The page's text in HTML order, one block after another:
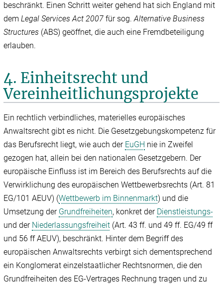
beschränkt. Einen Schritt weiter gehend hat sich England mit
demLegal Services Act 2007 für sog.Alternative Business
Structures (ABS) geöffnet, die auch eine Fremdbeteiligung
erlauben.
4. Einheitsrecht und
Vereinheitlichungsprojekte
Ein rechtlich verbindliches, materielles europäisches
Anwaltsrecht gibt es nicht. Die Gesetzgebungskompetenz für
das Berufsrecht liegt, wie auch der EuGH nie in Zweifel
gezogen hat, allein bei den nationalen Gesetzgebern. Der
europäische Einfluss ist im Bereich des Berufsrechts auf die
Verwirklichung des europäischen Wettbewerbsrechts (Art. 81
EG/101 AEUV) (Wettbewerb im Binnenmarkt) und die
Umsetzung der Grundfreiheiten, konkret der Dienstleistungs-
und der Niederlassungsfreiheit (Art. 43 ff. und 49 ff. EG/49 ff
und 56 ff AEUV), beschränkt. Hinter dem Begriff des
europäischen Anwaltsrechts verbirgt sich dementsprechend
ein Konglomerat einzelstaatlicher Rechtsnormen, die den
Grundfreiheiten des EG-Vertrages Rechnung tragen und zu